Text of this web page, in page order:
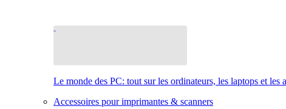
Le monde des PC: tout sur les ordinateurs, les laptops et les
Accessoires pour imprimantes & scanners